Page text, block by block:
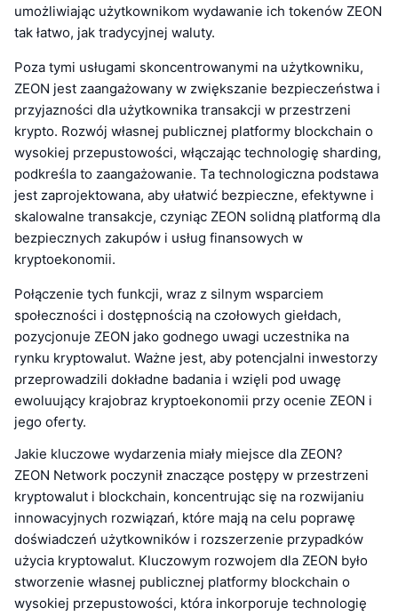
umożliwiając użytkownikom wydawanie ich tokenów ZEON
tak łatwo, jak tradycyjnej waluty.
Poza tymi usługami skoncentrowanymi na użytkowniku,
ZEON jest zaangażowany w zwiększanie bezpieczeństwa i
przyjazności dla użytkownika transakcji w przestrzeni
krypto. Rozwój własnej publicznej platformy blockchain o
wysokiej przepustowości, włączając technologię sharding,
podkreśla to zaangażowanie. Ta technologiczna podstawa
jest zaprojektowana, aby ułatwić bezpieczne, efektywne i
skalowalne transakcje, czyniąc ZEON solidną platformą dla
bezpiecznych zakupów i usług finansowych w
kryptoekonomii.
Połączenie tych funkcji, wraz z silnym wsparciem
społeczności i dostępnością na czołowych giełdach,
pozycjonuje ZEON jako godnego uwagi uczestnika na
rynku kryptowalut. Ważne jest, aby potencjalni inwestorzy
przeprowadzili dokładne badania i wzięli pod uwagę
ewoluujący krajobraz kryptoekonomii przy ocenie ZEON i
jego oferty.
Jakie kluczowe wydarzenia miały miejsce dla ZEON?
ZEON Network poczynił znaczące postępy w przestrzeni
kryptowalut i blockchain, koncentrując się na rozwijaniu
innowacyjnych rozwiązań, które mają na celu poprawę
doświadczeń użytkowników i rozszerzenie przypadków
użycia kryptowalut. Kluczowym rozwojem dla ZEON było
stworzenie własnej publicznej platformy blockchain o
wysokiej przepustowości, która inkorporuje technologię